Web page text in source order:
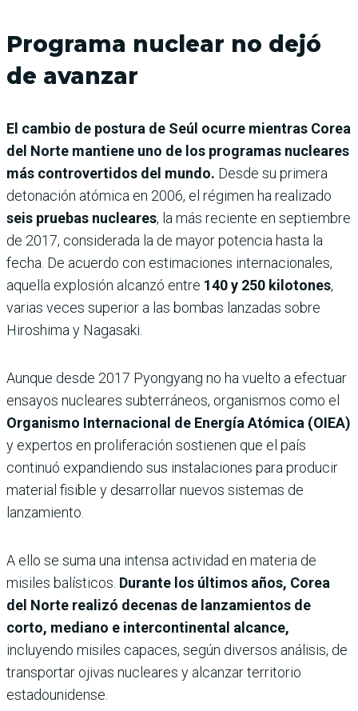
Programa nuclear no dejó
de avanzar
El cambio de postura de Seúl ocurre mientras Corea
del Norte mantiene uno de los programas nucleares
más controvertidos del mundo. Desde su primera
detonación atómica en 2006, el régimen ha realizado
seis pruebas nucleares, la más reciente en septiembre
de 2017, considerada la de mayor potencia hasta la
fecha. De acuerdo con estimaciones internacionales,
aquella explosión alcanzó entre 140 y 250 kilotones,
varias veces superior a las bombas lanzadas sobre
Hiroshima y Nagasaki.
Aunque desde 2017 Pyongyang no ha vuelto a efectuar
ensayos nucleares subterráneos, organismos como el
Organismo Internacional de Energía Atómica (OIEA)
y expertos en proliferación sostienen que el país
continuó expandiendo sus instalaciones para producir
material fisible y desarrollar nuevos sistemas de
lanzamiento.
A ello se suma una intensa actividad en materia de
misiles balísticos. Durante los últimos años, Corea
del Norte realizó decenas de lanzamientos de
corto, mediano e intercontinental alcance,
incluyendo misiles capaces, según diversos análisis, de
transportar ojivas nucleares y alcanzar territorio
estadounidense.